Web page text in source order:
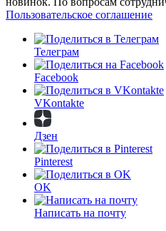
Пользовательское соглашение
Телеграм
Facebook
VKontakte
Дзен
Pinterest
OK
Написать на почту